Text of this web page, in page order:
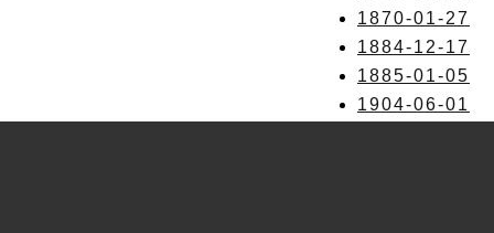
1870-01-27
1884-12-17
1885-01-05
1904-06-01